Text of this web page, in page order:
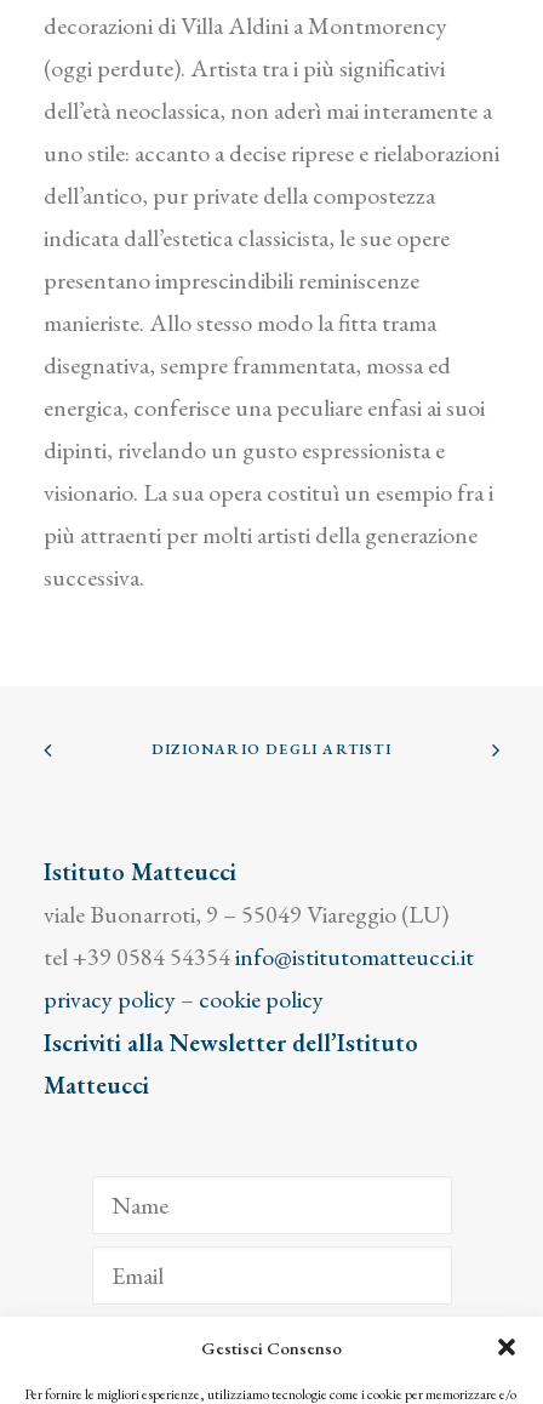
Gestisci Consenso
Per fornire le migliori esperienze, utilizziamo tecnologie come i cookie per memorizzare e/o
decorazioni di Villa Aldini a Montmorency
(oggi perdute). Artista tra i più significativi
dell’età neoclassica, non aderì mai interamente a
uno stile: accanto a decise riprese e rielaborazioni
dell’antico, pur private della compostezza
indicata dall’estetica classicista, le sue opere
presentano imprescindibili reminiscenze
manieriste. Allo stesso modo la fitta trama
disegnativa, sempre frammentata, mossa ed
energica, conferisce una peculiare enfasi ai suoi
dipinti, rivelando un gusto espressionista e
visionario. La sua opera costituì un esempio fra i
più attraenti per molti artisti della generazione
successiva.
DIZIONARIO DEGLI ARTISTI
Istituto Matteucci
viale Buonarroti, 9 – 55049 Viareggio (LU)
tel +39 0584 54354info@istitutomatteucci.it
privacy policy– cookie policy
Iscriviti alla Newsletter dell’Istituto
Matteucci
ISCRIVITI